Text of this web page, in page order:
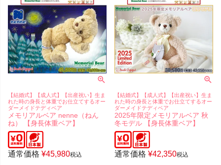
【結婚式】【成人式】【出産祝い】生ま
れた時の身長と体重でお仕立てするオー
ダーメイドテディベア
メモリアルベア nenne（ねん
ね） 【身長体重ベア】
通常価格 ¥45,980税込
【結婚式】【成人式】【出産祝い】生ま
れた時の身長と体重でお仕立てするオー
ダーメイドテディベア
2025年限定メモリアルベア 秋
冬モデル 【身長体重ベア】
通常価格 ¥42,350税込